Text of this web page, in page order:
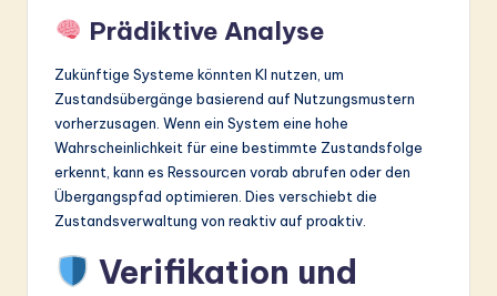
Prädiktive Analyse
Zukünftige Systeme könnten KI nutzen, um
Zustandsübergänge basierend auf Nutzungsmustern
vorherzusagen. Wenn ein System eine hohe
Wahrscheinlichkeit für eine bestimmte Zustandsfolge
erkennt, kann es Ressourcen vorab abrufen oder den
Übergangspfad optimieren. Dies verschiebt die
Zustandsverwaltung von reaktiv auf proaktiv.
Verifikation und